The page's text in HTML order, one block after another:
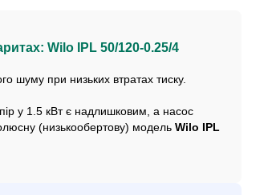
Wilo IPL 50/120-0.25/4
шуму при низьких втратах тиску.
у 1.5 кВт є надлишковим, а насос
(низькообертову) модель Wilo IPL